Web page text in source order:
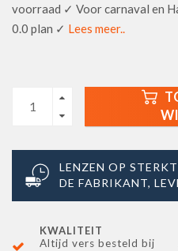
voorraad ✓ Voor carnaval en
0.0 plan ✓ Lees meer..
LENZEN OP
DE FABRIKANT,
KWALITEIT
Altijd vers besteld bij